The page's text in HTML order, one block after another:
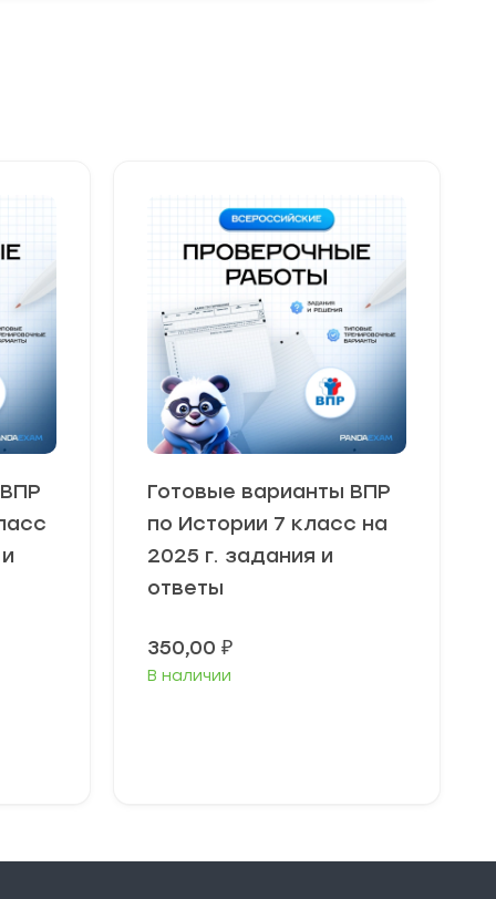
Готовые варианты ВПР
по Истории 7 класс на
2025 г. задания и
ответы
350,00 ₽
В наличии